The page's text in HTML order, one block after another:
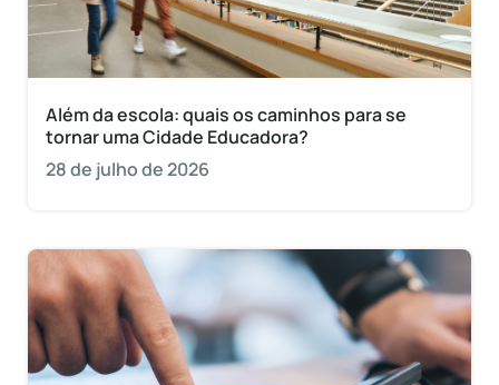
Além da escola: quais os caminhos para se
tornar uma Cidade Educadora?
28 de julho de 2026